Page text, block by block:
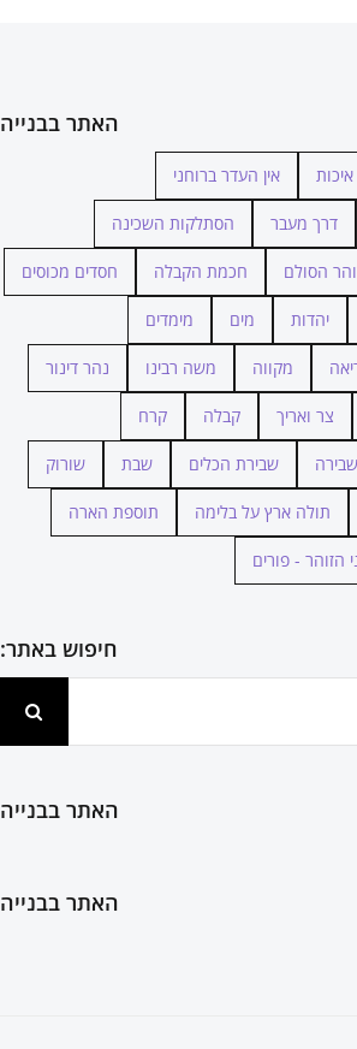
האתר בבנייה
איכות אין העדר ברוחני
דרך מעבר הסתלקות השכינה
הסולם חכמת הקבלה חסדים מכוסים
יהדות מים מימדים
מקווה משה רבינו נהר דינור
צר ואריך קבלה קרח
שבירה שבירת הכלים שבת שורוק
תולה ארץ על בלימה תוספת הארה
הזוהר - פורים
חיפוש באתר:
האתר בבנייה
האתר בבנייה